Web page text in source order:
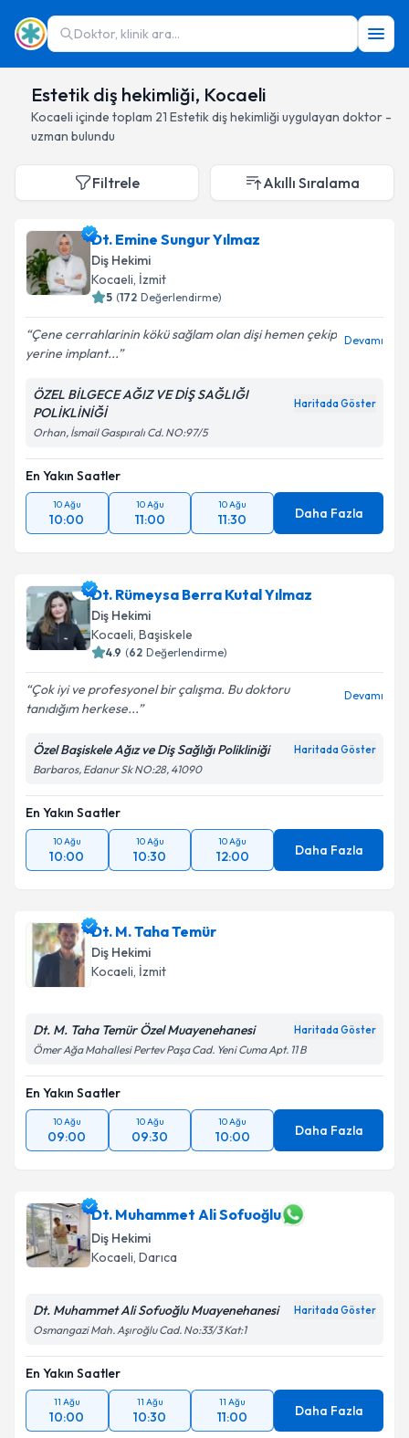
Doktor, klinik ara...
Estetik diş hekimliği, Kocaeli
Kocaeli içinde toplam 21 Estetik diş hekimliği uygulayan doktor -
uzman bulundu
Filtrele Akıllı Sıralama
Dt. Emine Sungur Yılmaz
Diş Hekimi
Kocaeli, İzmit
5 (172 Değerlendirme)
Çene cerrahlarinin kökü sağlam olan dişi hemen çekip
yerine implant...
Devamı
ÖZEL BİLGECE AĞIZ VE DİŞ SAĞLIĞI
POLİKLİNİĞİ
Haritada Göster
Orhan, İsmail Gaspıralı Cd. NO:97/5
En Yakın Saatler
10 Ağu
10:00
10 Ağu
11:00
10 Ağu
11:30 Daha Fazla
Dt. Rümeysa Berra Kutal Yılmaz
Diş Hekimi
Kocaeli, Başiskele
4.9 (62 Değerlendirme)
Çok iyi ve profesyonel bir çalışma. Bu doktoru
tanıdığım herkese...
Devamı
Özel Başiskele Ağız ve Diş Sağlığı Polikliniği Haritada Göster
Barbaros, Edanur Sk NO:28, 41090
En Yakın Saatler
10 Ağu
10:00
10 Ağu
10:30
10 Ağu
12:00 Daha Fazla
Dt. M. Taha Temür
Diş Hekimi
Kocaeli, İzmit
Dt. M. Taha Temür Özel Muayenehanesi Haritada Göster
Ömer Ağa Mahallesi Pertev Paşa Cad. Yeni Cuma Apt. 11 B
En Yakın Saatler
10 Ağu
09:00
10 Ağu
09:30
10 Ağu
10:00 Daha Fazla
Dt. Muhammet Ali Sofuoğlu
Diş Hekimi
Kocaeli, Darıca
Dt. Muhammet Ali Sofuoğlu Muayenehanesi Haritada Göster
Osmangazi Mah. Aşıroğlu Cad. No:33/3 Kat:1
En Yakın Saatler
11 Ağu
10:00
11 Ağu
10:30
11 Ağu
11:00 Daha Fazla